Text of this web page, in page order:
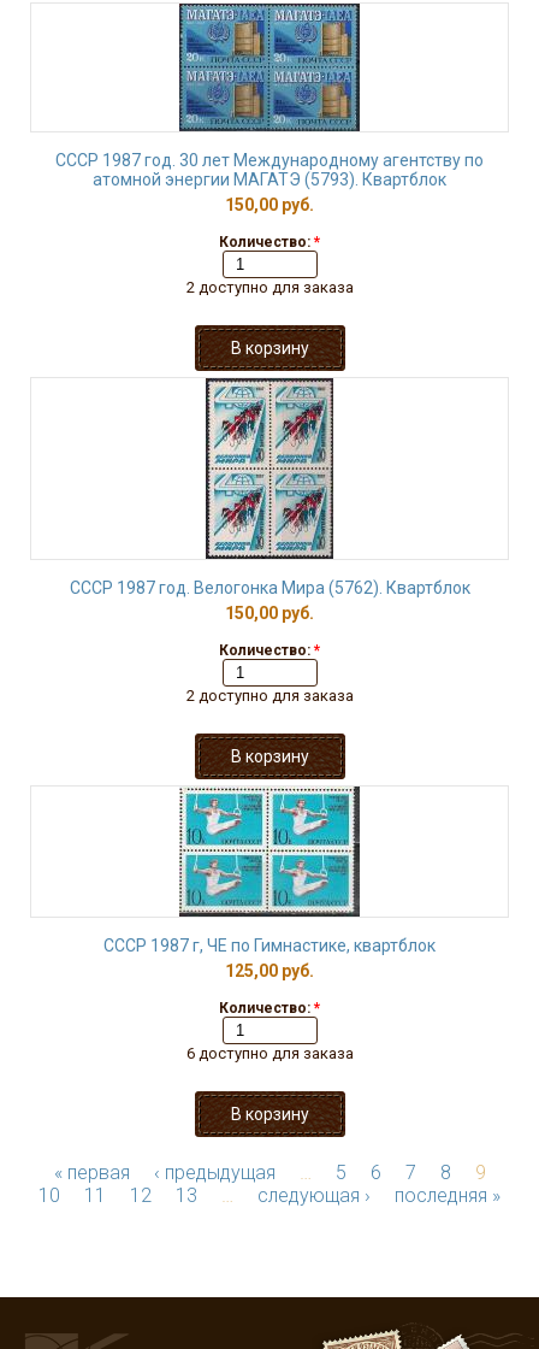
СССР 1987 год. 30 лет Международному агентству по
атомной энергии МАГАТЭ (5793). Квартблок
150,00 руб.
Количество: *
2 доступно для заказа
СССР 1987 год. Велогонка Мира (5762). Квартблок
150,00 руб.
Количество: *
2 доступно для заказа
СССР 1987 г, ЧЕ по Гимнастике, квартблок
125,00 руб.
Количество: *
6 доступно для заказа
« первая ‹ предыдущая … 5 6 7 8
9
10
11 12 13 … следующая › последняя »